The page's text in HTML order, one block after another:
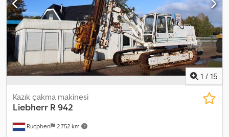
1 / 15
Rucphen 2.752 km
Kazık çakma makinesi
Liebherr R 942